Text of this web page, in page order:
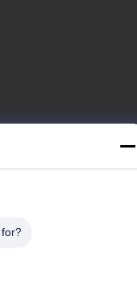
Shibi Street, Panyu